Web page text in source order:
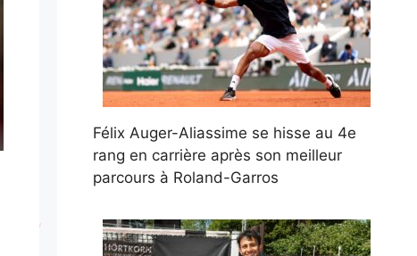
Félix Auger-Aliassime se hisse au 4e
rang en carrière après son meilleur
parcours à Roland-Garros